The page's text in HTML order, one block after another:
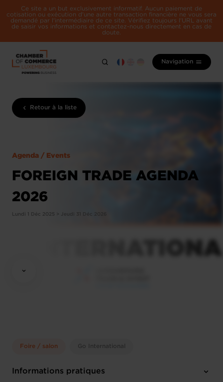
Ce site a un but exclusivement informatif. Aucun paiement de
cotisation ou exécution d'une autre transaction financière ne vous sera
demandé par l'intermédiaire de ce site. Vérifiez toujours l'URL avant
de saisir vos informations et contactez-nous directement en cas de
doute.
Navigation
Retour à la liste
Agenda / Events
FOREIGN TRADE AGENDA
2026
Lundi 1 Déc 2025 > Jeudi 31 Déc 2026
Foire / salon Go International
Informations pratiques